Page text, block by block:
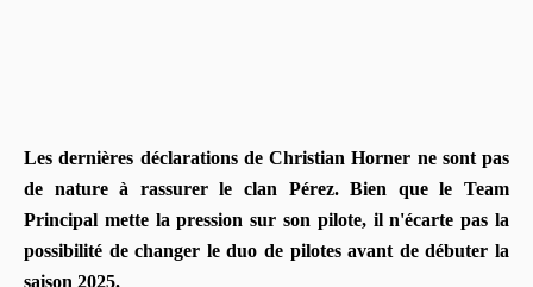
Les dernières déclarations de Christian Horner ne sont pas
de nature à rassurer le clan Pérez. Bien que le Team
Principal mette la pression sur son pilote, il n'écarte pas la
possibilité de changer le duo de pilotes avant de débuter la
saison 2025.